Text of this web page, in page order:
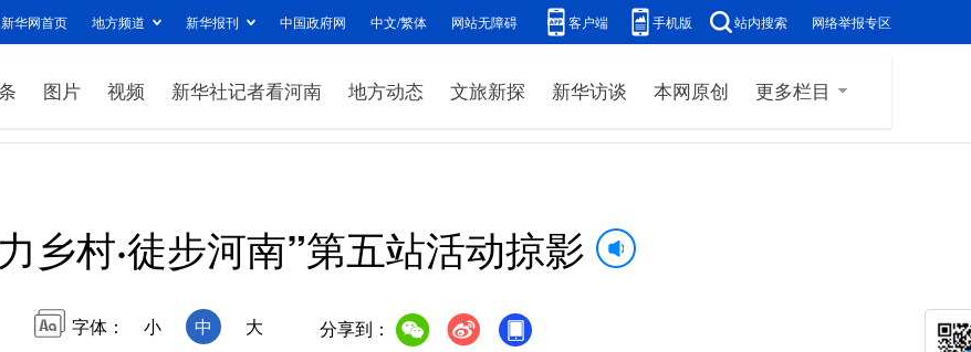
新华网首页 地方频道 新华报刊 中国政府网 中文/繁体 网站无障碍 客户端 手机版 站内搜索 网络举报专区
图片 视频 新华社记者看河南 地方动态 文旅新探 新华访谈 本网原创 更多栏目
乡村·徒步河南”第五站活动掠影
字体： 小 中 大 分享到：